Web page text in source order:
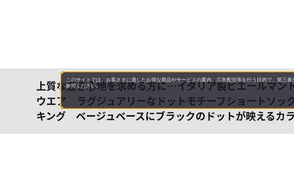
上質な履き心地を求める方に…イタリア製ピエールマン
ウエア ラグジュアリーなドットモチーフショートソッ
キング ベージュベースにブラックのドットが映えるカ
このサイトでは、お客さまに適したお得な商品やサービスの案内、広告配信等を行う目的で、第三
参照ください。